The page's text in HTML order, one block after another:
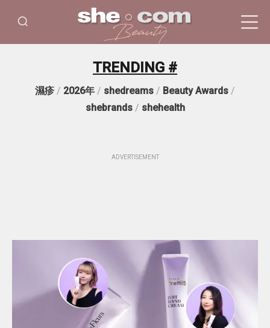
TRENDING #
濕疹 / 2026年 / shedreams / Beauty Awards /
shebrands/ shehealth
ADVERTISEMENT